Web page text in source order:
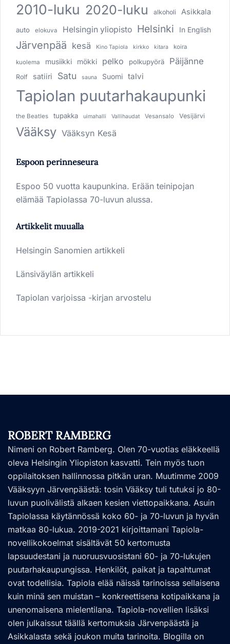
2010-luku 2020-luku alkoholi Asikkala
auto elokuva Helsingin yliopisto Helsinki In English
Järvenpää kesä Kino Tapiola kirkko kitara koira
kuolema musiikki mökki pelko polkupyörä Päijänne
Rolf satiiri Satu sauna Suomi talvi
Tapiolan puutarhakaupunki
the Beatles tupakka uimahalli Vallihaudat Vesansalo Vesijärvi
Vääksy Vääksyn Kesä
Espoon perinneseura
Espoo 50 vuotta kaupunkina. Erään teinipojan
elämää Tapiolassa 70-luvun alussa.
Artikkelit muualla
Helsingin Sanomien artikkeli
Länsiväylän artikkeli
Tapiolan varjoissa -kirjan arvostelu
ROBERT RAMBERG
Nimeni on Robert Ramberg. Olen 70-vuotias eläkkeellä
oleva Helsingin Yliopiston kasvatti. Tein myös tuon
oppilaitoksen hallinnossa pitkän uran. Muutimme 2009
Vääksyyn Järvenpäästä: tosin Vääksy tuli tutuksi jo 80-
luvun puolivälistä alkaen kesien viettopaikkana. Asuin
Tapiolassa käytännössä koko 60- ja 70-luvun ja hyvän
matkaa 80-lukua. 2019-2021 kirjoittamani Tapiola-
novellikokoelmat sisältävät 50 kertomusta
lapsuudestani ja nuoruusvuosistani 60- ja 70-lukujen
puutarhakaupungissa. Henkilöt, paikat ja tapahtumat
ovat todellisia. Tapiola elää näissä tarinoissa sellaisena
kuin minä sen muistan – konkreettisena kotipaikkana ja
unenomaisena mielentilana. Tapiola-novellien lisäksi
olen julkaissut täällä kertomuksia Järvenpäästä ja
Asikkalasta sekä joukon muita tarinoita. Blogilla on